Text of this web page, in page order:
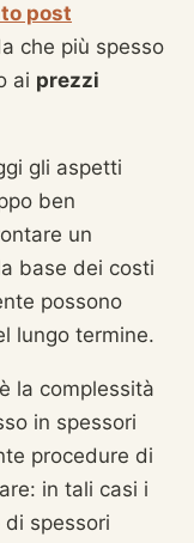
post
che più spesso
ai prezzi
gli aspetti
ben
un
base dei costi
possono
lungo termine.
la complessità
in spessori
procedure di
in tali casi i
spessori